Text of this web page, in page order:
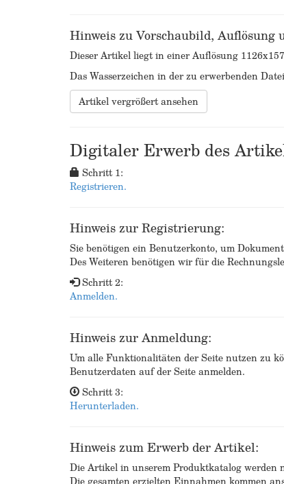
Hinweis zu Vorschaubild, Auflösung
Dieser Artikel liegt in einer Auflösung
Das Wasserzeichen in der zu erwerbenden
Artikel vergrößert ansehen
Digitaler Erwerb des
Schritt 1:
Registrieren.
Hinweis zur Registrierung:
Sie benötigen ein Benutzerkonto, um
Des Weiteren benötigen wir für die
Schritt 2:
Anmelden.
Hinweis zur Anmeldung:
Um alle Funktionalitäten der Seite nutzen zu
Benutzerdaten auf der Seite anmelden.
Schritt 3:
Herunterladen.
Hinweis zum Erwerb der Artikel:
Die Artikel in unserem Produktkatalog werden
Die gesamten erzielten Einnahmen kommen